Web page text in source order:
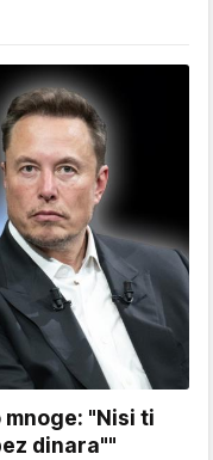
"Nisi ti
dinara""